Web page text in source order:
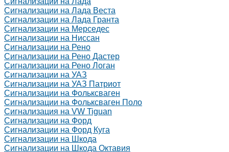
Сигнализации на Лада Веста
Сигнализации на Лада Гранта
Сигнализации на Мерседес
Сигнализации на Ниссан
Сигнализации на Рено
Сигнализации на Рено Дастер
Сигнализации на Рено Логан
Сигнализации на УАЗ
Сигнализации на УАЗ Патриот
Сигнализации на Фольксваген
Сигнализации на Фольксваген Поло
Сигнализация на VW Tiguan
Сигнализации на Форд
Сигнализации на Форд Куга
Сигнализации на Шкода
Сигнализации на Шкода Октавия